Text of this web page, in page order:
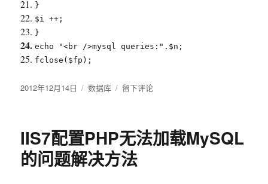
}
$i ++;
}
echo "<br />mysql queries:".$n;
fclose($fp);
发
2012年12月14日
分
数据库
于
据
转
移
留下评论
IIS7配置PHP无法加载MySQL
的问题解决方法